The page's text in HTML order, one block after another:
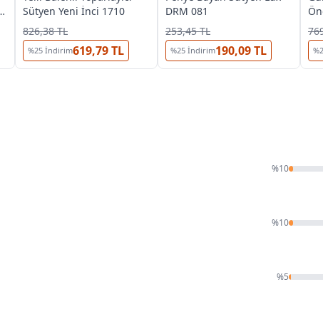
Sütyen Yeni İnci 1710
826,38 TL
%25 İndirim619,79 TL
DRM 081
253,45 TL
%25 İndirim190,09 TL %
%10
%10
%5